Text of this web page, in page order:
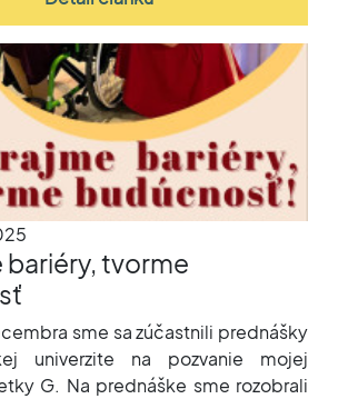
bariéry, tvorme
sme sa zúčastnili prednášky
univerzite na pozvanie mojej
G. Na prednáške sme rozobrali